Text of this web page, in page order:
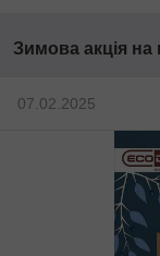
Зимова акція на
07.02.2025